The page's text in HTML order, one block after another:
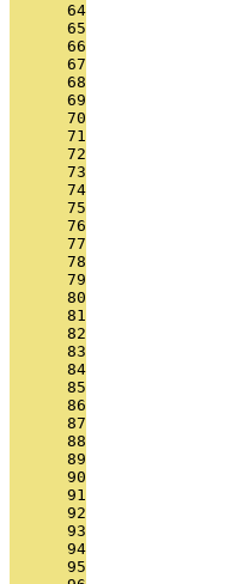
      64
      65
      66
      67
      68
      69
      70
      71
      72
      73
      74
      75
      76
      77
      78
      79
      80
      81
      82
      83
      84
      85
      86
      87
      88
      89
      90
      91
      92
      93
      94
      95